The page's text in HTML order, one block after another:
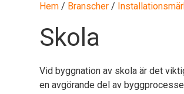
Hem / Branscher /
Skola
Vid byggnation av skola är det
en avgörande del av